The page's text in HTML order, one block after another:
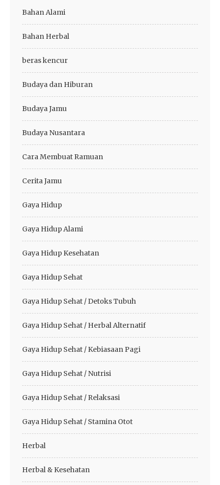
Bahan Alami
Bahan Herbal
beras kencur
Budaya dan Hiburan
Budaya Jamu
Budaya Nusantara
Cara Membuat Ramuan
Cerita Jamu
Gaya Hidup
Gaya Hidup Alami
Gaya Hidup Kesehatan
Gaya Hidup Sehat
Gaya Hidup Sehat / Detoks Tubuh
Gaya Hidup Sehat / Herbal Alternatif
Gaya Hidup Sehat / Kebiasaan Pagi
Gaya Hidup Sehat / Nutrisi
Gaya Hidup Sehat / Relaksasi
Gaya Hidup Sehat / Stamina Otot
Herbal
Herbal & Kesehatan